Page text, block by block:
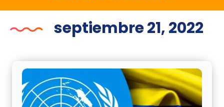
septiembre 21, 2022